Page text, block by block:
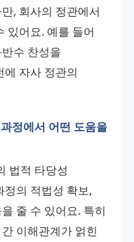
, 회사의 정관에서
있어요. 예를 들어
수 찬성을
에 자사 정관의
정에서 어떤 도움을
법적 타당성
정의 적법성 확보,
줄 수 있어요. 특히
이해관계가 얽힌